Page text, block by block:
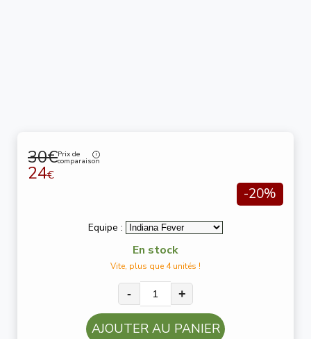
30€Prix de
comparaison
24€
-20%
Equipe :
En stock
Vite, plus que 4 unités !
- +
AJOUTER AU PANIER